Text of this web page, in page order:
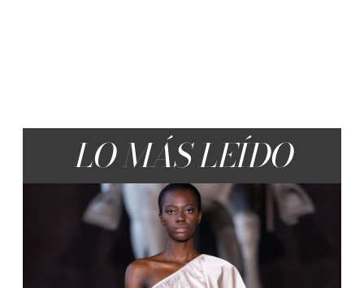
LO MÁS LEÍDO